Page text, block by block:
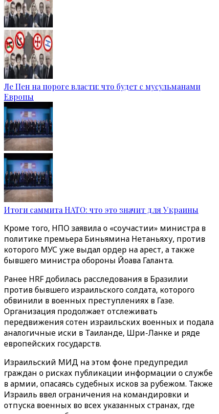
Ле Пен на пороге власти: что будет с мусульманами
Европы
Итоги саммита НАТО: что это значит для Украины
Кроме того, НПО заявила о «соучастии» министра в
политике премьера Биньямина Нетаньяху, против
которого МУС уже выдал ордер на арест, а также
бывшего министра обороны Йоава Галанта.
Ранее HRF добилась расследования в Бразилии
против бывшего израильского солдата, которого
обвинили в военных преступлениях в Газе.
Организация продолжает отслеживать
передвижения сотен израильских военных и подала
аналогичные иски в Таиланде, Шри-Ланке и ряде
европейских государств.
Израильский МИД на этом фоне предупредил
граждан о рисках публикации информации о службе
в армии, опасаясь судебных исков за рубежом. Также
Израиль ввел ограничения на командировки и
отпуска военных во всех указанных странах, где